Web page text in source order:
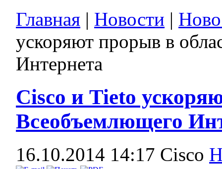
Главная | Новости |
ускоряют прорыв в
Интернета
Cisco и Tieto
Всеобъемлющего
16.10.2014 14:17 Cisco